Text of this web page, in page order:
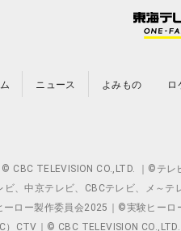
ニュース よみもの ロ
CBC TELEVISION CO.,LTD. ｜©テ
ビ、中京テレビ、CBCテレビ、メ
ロー製作委員会2025｜©実験ヒーロ
）CTV｜© CBC TELEVISION